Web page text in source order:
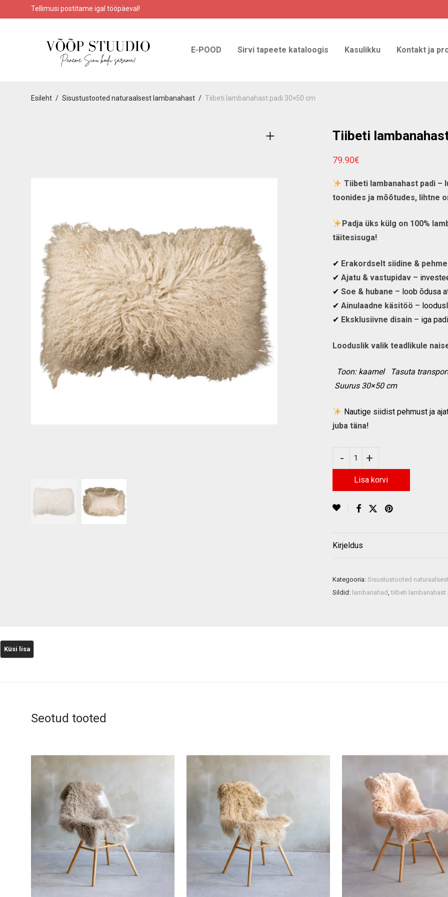
Tellimusi postitame igal tööpäeval!
E-POOD Sirvi tapeete kataloogis Kasulikku Kontakt ja
Esileht / Sisustustooted naturaalsest lambanahast / Tiibeti lambanahast padi 30×50 cm
Tiibeti
79.90€
Tiibeti lambanahast padi –
toonides ja mõõtudes, lihtne
Padja üks külg on 100%
täitesisuga!
✔ Erakordselt siidine & pehme
✔Ajatu & vastupidav –
✔Soe & hubane – loob õdusa
✔Ainulaadne käsitöö –
✔ Eksklusiivne disain – iga
Looduslik valik teadlikule
Toon: kaamel Tasuta
Suurus 30×50 cm
Nautige siidist pehmust ja
juba täna!
Lisa korvi
Kirjeldus
Kategooria:Sisustustooted
Sildid: lambanahad,tiibeti lambanahast
Seotud tooted